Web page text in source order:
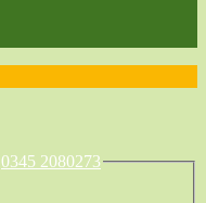
0345 2080273